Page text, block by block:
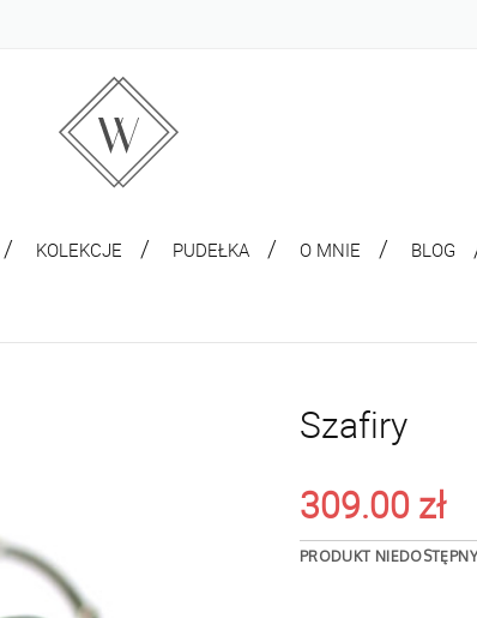
KOLEKCJE PUDEŁKA O MNIE BLOG
Szafiry
309.00 zł
PRODUKT NIEDOSTĘPNY